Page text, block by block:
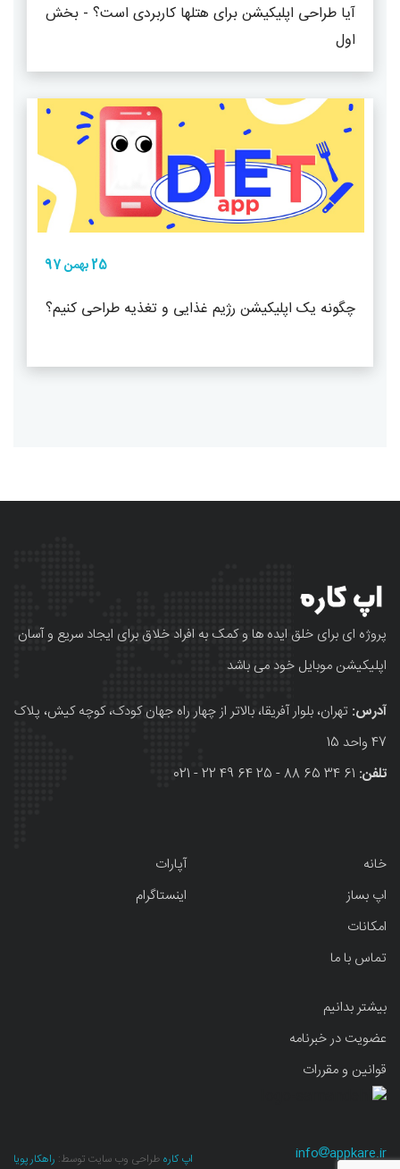
آیا طراحی اپلیکیشن برای هتلها کاربردی است؟ - بخش
اول
25 بهمن 97
چگونه یک اپلیکیشن رژیم غذایی و تغذیه طراحی کنیم؟
پروژه ای برای خلق ایده ها و کمک به افراد خلاق برای ایجاد سریع و آسان
اپلیکیشن موبایل خود می باشد
آدرس: تهران، بلوار آفریقا، بالاتر از چهار راه جهان کودک، کوچه کیش، پلاک
47 واحد 15
تلفن:
خانه
اپ بساز
امکانات
تماس با ما
آپارات
اینستاگرام
بیشتر بدانیم
عضویت در خبرنامه
قوانین و مقررات
info appkare.ir اپ کاره طراحی وب سایت توسط: راهکار پویا